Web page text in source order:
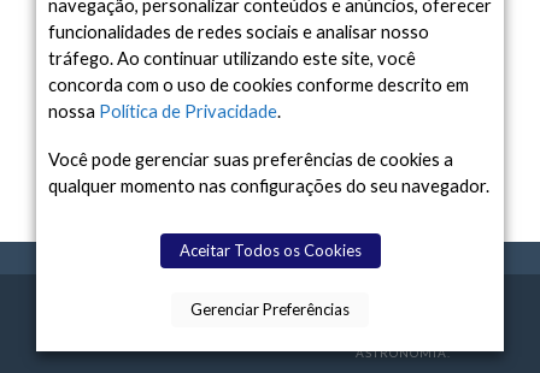
Arquivo
Arquivo
TERMOS CONTATO SPACE TODAY
ASTRONOMIA.
navegação, personalizar conteúdos e anúncios, oferecer
funcionalidades de redes sociais e analisar nosso
tráfego. Ao continuar utilizando este site, você
concorda com o uso de cookies conforme descrito em
nossa Política de Privacidade.
Você pode gerenciar suas preferências de cookies a
qualquer momento nas configurações do seu navegador.
Aceitar Todos os Cookies
Gerenciar Preferências